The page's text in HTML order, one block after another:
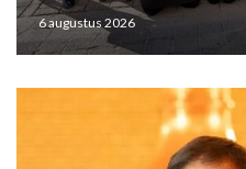
6 augustus 2026